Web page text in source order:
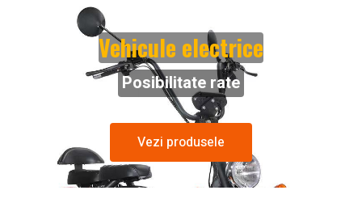
Vehicule electrice
Posibilitate rate
Vezi produsele